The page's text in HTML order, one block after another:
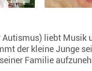
liebt Musik
der kleine Junge
Familie